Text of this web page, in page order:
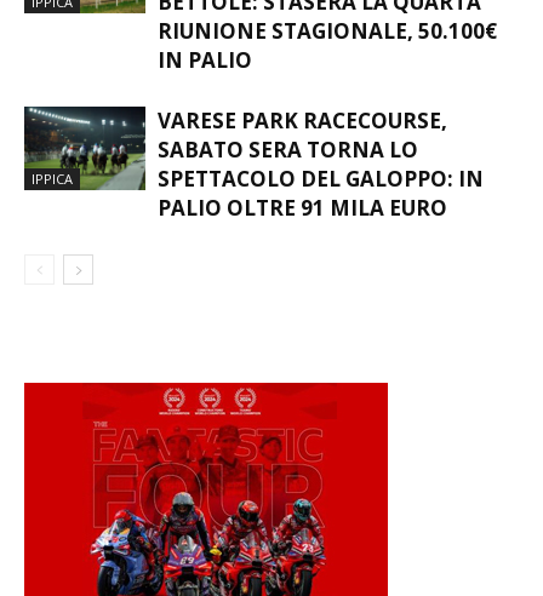
TORNA LO SPETTACOLO ALLE
BETTOLE: STASERA LA QUARTA
RIUNIONE STAGIONALE, 50.100€
VARESE PARK RACECOURSE,
SABATO SERA TORNA LO
SPETTACOLO DEL GALOPPO: IN